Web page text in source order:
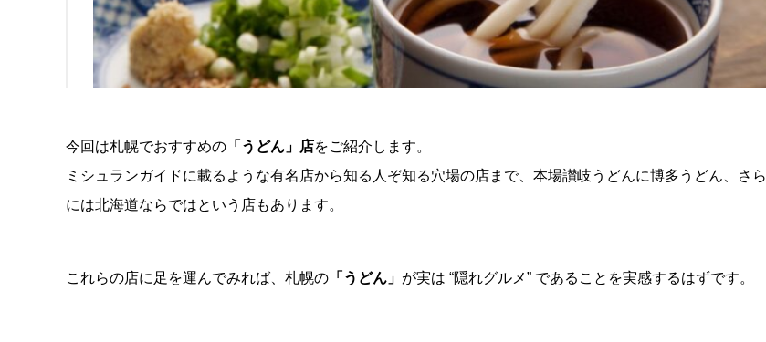
今回は札幌でおすすめの 「うどん」店をご紹介します。
ミシュランガイドに載るような有名店から知る人ぞ知る穴場の店まで、本場讃岐うどんに博多うどん、さら
には北海道ならではという店もあります。
これらの店に足を運んでみれば、札幌の 「うどん」 が実は “隠れグルメ” であることを実感するはずです。